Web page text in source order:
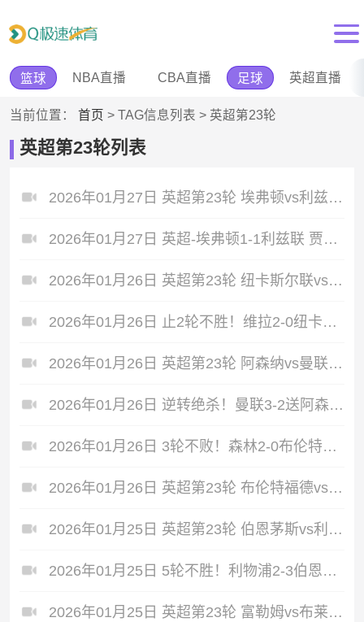
篮球 NBA直播 CBA直播 足球 英超直播
当前位置： 首页 > TAG信息列表 > 英超第23轮
英超第23轮列表
2026年01月27日 英超第23轮 埃弗顿vs利兹联 全场录像
2026年01月27日 英超-埃弗顿1-1利兹联 贾斯汀破门巴里连场建功勒温、盖耶中框
2026年01月26日 英超第23轮 纽卡斯尔联vs阿斯顿维拉 全场录像
2026年01月26日 止2轮不胜！维拉2-0纽卡积分平曼城 布恩迪亚世界波大马丁屡神扑
2026年01月26日 英超第23轮 阿森纳vs曼联 全场录像
2026年01月26日 逆转绝杀！曼联3-2送阿森纳主场首败 多尔古、库尼亚各轰世界波
2026年01月26日 3轮不败！森林2-0布伦特福德 伊戈尔·热苏斯破门阿沃尼伊一条龙
2026年01月26日 英超第23轮 布伦特福德vs诺丁汉森林 全场录像
2026年01月25日 英超第23轮 伯恩茅斯vs利物浦 全场录像
2026年01月25日 5轮不胜！利物浦2-3伯恩茅斯 阿德利读秒绝杀范戴克送礼后破门
2026年01月25日 英超第23轮 富勒姆vs布莱顿 全场录像